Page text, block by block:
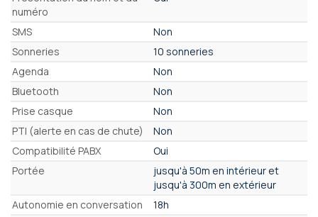
numéro
SMS
Non
Sonneries
10 sonneries
Agenda
Non
Bluetooth
Non
Prise casque
Non
PTI (alerte en cas de chute)
Non
Compatibilité PABX
Oui
Portée
jusqu'à 50m en intérieur et
jusqu'à 300m en extérieur
Autonomie en conversation
18h